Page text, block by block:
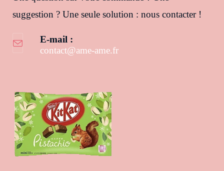
suggestion ? Une seule solution : nous contacter !
E-mail :
contact@ame-ame.frS’ouvre dans votre application